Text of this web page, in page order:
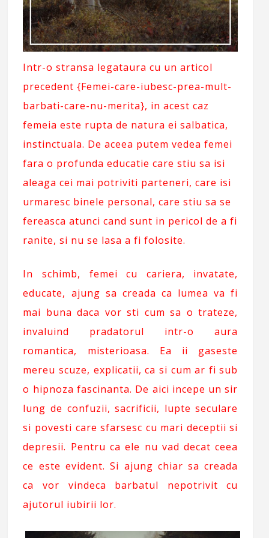
Intr-o stransa legataura cu un articol
precedent {Femei-care-iubesc-prea-mult-
barbati-care-nu-merita}, in acest caz
femeia este rupta de natura ei salbatica,
instinctuala. De aceea putem vedea femei
fara o profunda educatie care stiu sa isi
aleaga cei mai potriviti parteneri, care isi
urmaresc binele personal, care stiu sa se
fereasca atunci cand sunt in pericol de a fi
ranite, si nu se lasa a fi folosite.
In schimb, femei cu cariera, invatate,
educate, ajung sa creada ca lumea va fi
mai buna daca vor sti cum sa o trateze,
invaluind pradatorul intr-o aura
romantica, misterioasa. Ea ii gaseste
mereu scuze, explicatii, ca si cum ar fi sub
o hipnoza fascinanta. De aici incepe un sir
lung de confuzii, sacrificii, lupte seculare
si povesti care sfarsesc cu mari deceptii si
depresii. Pentru ca ele nu vad decat ceea
ce este evident. Si ajung chiar sa creada
ca vor vindeca barbatul nepotrivit cu
ajutorul iubirii lor.